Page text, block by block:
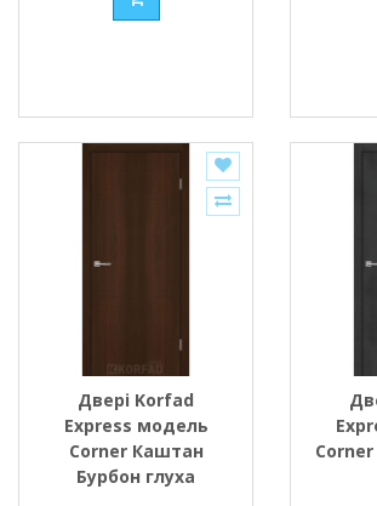
Двері Korfad
Express модель
Corner Каштан
Бурбон глуха